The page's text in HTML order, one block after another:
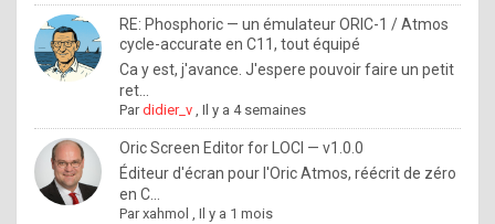
.
I
f
y
o
u
w
RE: Phosphoric — un émulateur ORIC-1 / Atmos
cycle-accurate en C11, tout équipé
Ca y est, j'avance. J'espere pouvoir faire un petit
ret...
Pardidier_v ,Il y a 4 semaines
Oric Screen Editor for LOCI — v1.0.0
Éditeur d'écran pour l'Oric Atmos, réécrit de zéro
en C...
Parxahmol ,Il y a 1 mois